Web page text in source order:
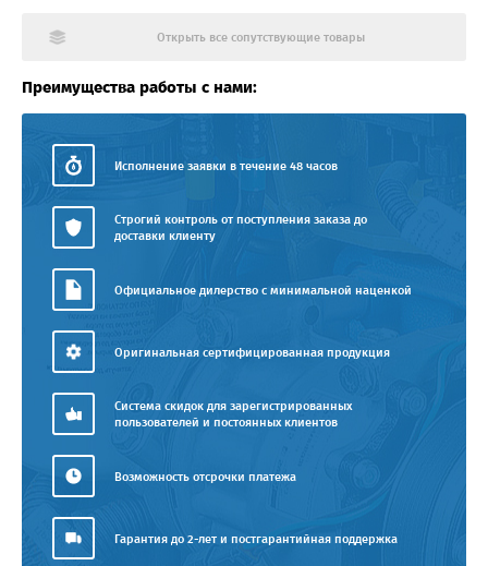
Открыть все сопутствующие товары
Преимущества работы с нами:
Исполнение заявки в течение 48 часов
Строгий контроль от поступления заказа до
доставки клиенту
Официальное дилерство с минимальной наценкой
Оригинальная сертифицированная продукция
Система скидок для зарегистрированных
пользователей и постоянных клиентов
Возможность отсрочки платежа
Гарантия до 2-лет и постгарантийная поддержка